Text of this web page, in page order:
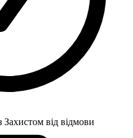
Захистом від відмови